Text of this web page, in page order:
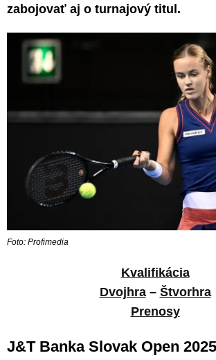
zabojovať aj o turnajový titul.
Foto: Profimedia
Kvalifikácia
Dvojhra– Štvorhra
Prenosy
J&T Banka Slovak Open